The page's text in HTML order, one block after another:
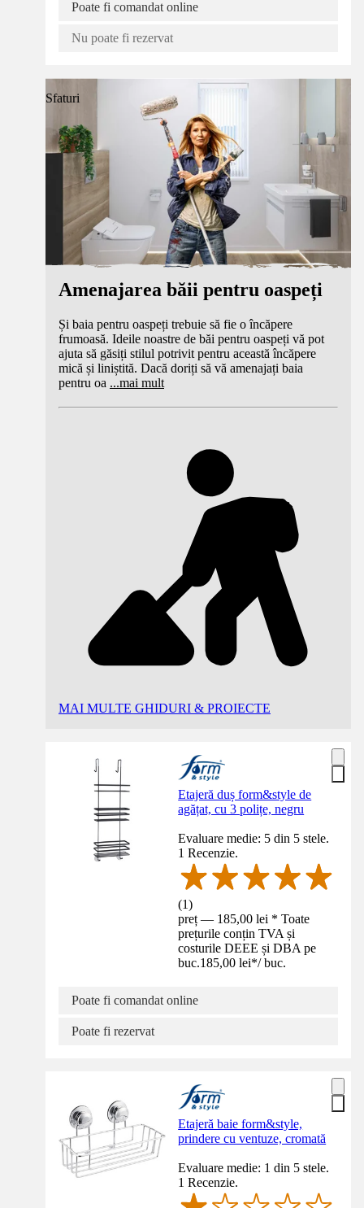
Poate fi comandat online
Nu poate fi rezervat
Sfaturi
Amenajarea băii pentru oaspeți
Și baia pentru oaspeți trebuie să fie o încăpere
frumoasă. Ideile noastre de băi pentru oaspeți vă pot
ajuta să găsiți stilul potrivit pentru această încăpere
mică și liniștită. Dacă doriți să vă amenajați baia
pentru oa ...mai mult
MAI MULTE GHIDURI & PROIECTE
Etajeră duș form&style de
agățat, cu 3 polițe, negru
Evaluare medie: 5 din 5 stele.
1 Recenzie.
(1)
preț — 185,00 lei * Toate
prețurile conțin TVA și
costurile DEEE și DBA pe
buc.185,00 lei*/ buc.
Poate fi comandat online
Poate fi rezervat
Etajeră baie form&style,
prindere cu ventuze, cromată
Evaluare medie: 1 din 5 stele.
1 Recenzie.